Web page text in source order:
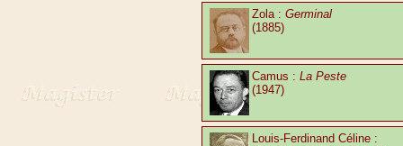
Zola : Germinal
(1885)
Camus : La Peste
(1947)
Louis-Ferdinand Céline :